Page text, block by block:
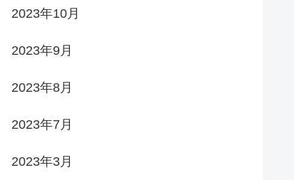
2023年10月
2023年9月
2023年8月
2023年7月
2023年3月